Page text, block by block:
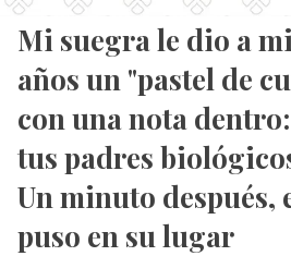
Mi suegra le dio a
años un "pastel de
con una nota
tus padres
Un minuto después,
puso en su lugar